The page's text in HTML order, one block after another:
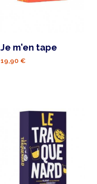
Je m'en tape
19,90 €